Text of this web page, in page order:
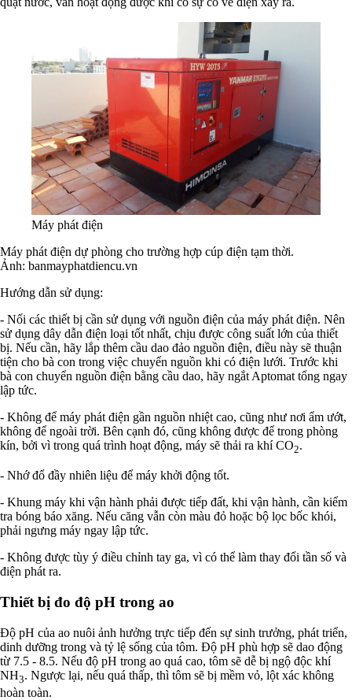
Máy phát điện
Máy phát điện dự phòng cho trường hợp cúp điện tạm thời.
Ảnh: banmayphatdiencu.vn
Hướng dẫn sử dụng:
- Nối các thiết bị cần sử dụng với nguồn điện của máy phát điện. Nên
sử dụng dây dẫn điện loại tốt nhất, chịu được công suất lớn của thiết
bị. Nếu cần, hãy lắp thêm cầu dao đảo nguồn điện, điều này sẽ thuận
tiện cho bà con trong việc chuyển nguồn khi có điện lưới. Trước khi
bà con chuyển nguồn điện bằng cầu dao, hãy ngắt Aptomat tổng ngay
lập tức.
- Không để máy phát điện gần nguồn nhiệt cao, cũng như nơi ẩm ướt,
không để ngoài trời. Bên cạnh đó, cũng không được để trong phòng
kín, bởi vì trong quá trình hoạt động, máy sẽ thải ra khí CO2.
- Nhớ đổ đầy nhiên liệu để máy khởi động tốt.
- Khung máy khi vận hành phải được tiếp đất, khi vận hành, cần kiểm
tra bóng báo xăng. Nếu căng vẫn còn màu đỏ hoặc bộ lọc bốc khói,
phải ngưng máy ngay lập tức.
- Không được tùy ý điều chỉnh tay ga, vì có thể làm thay đổi tần số và
điện phát ra.
Thiết bị đo độ pH trong ao
Độ pH của ao nuôi ảnh hưởng trực tiếp đến sự sinh trưởng, phát triển,
dinh dưỡng trong và tỷ lệ sống của tôm. Độ pH phù hợp sẽ dao động
từ 7.5 - 8.5. Nếu độ pH trong ao quá cao, tôm sẽ dễ bị ngộ độc khí
NH3. Ngược lại, nếu quá thấp, thì tôm sẽ bị mềm vỏ, lột xác không
hoàn toàn.